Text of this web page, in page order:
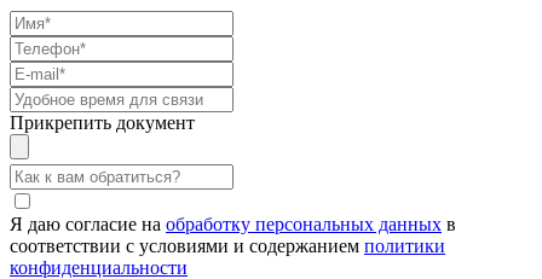
Прикрепить документ
Я даю согласие на обработку персональных данных в
соответствии с условиями и содержанием политики
конфиденциальности